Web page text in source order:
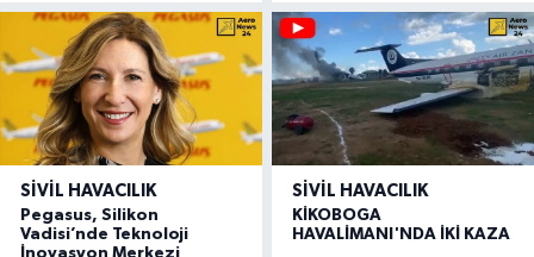
SIVIL HAVACILIK
Pegasus, Silikon
Vadisi’nde Teknoloji
İnovasyon Merkezi
SIVIL HAVACILIK
KİKOBOGA
HAVALİMANI'NDA İKİ KAZA